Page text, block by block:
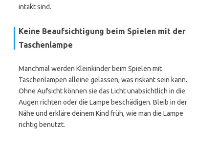
intakt sind.
Keine Beaufsichtigung beim Spielen mit der
Taschenlampe
Manchmal werden Kleinkinder beim Spielen mit
Taschenlampen alleine gelassen, was riskant sein kann.
Ohne Aufsicht können sie das Licht unabsichtlich in die
Augen richten oder die Lampe beschädigen. Bleib in der
Nähe und erkläre deinem Kind früh, wie man die Lampe
richtig benutzt.